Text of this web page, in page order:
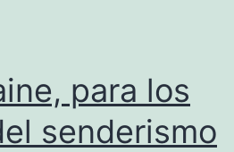
para los
senderismo